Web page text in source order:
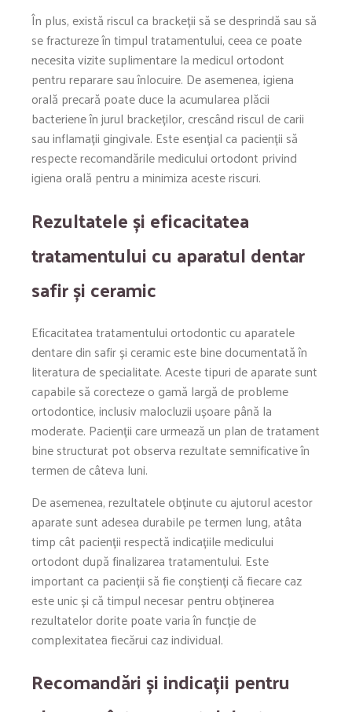
În plus, există riscul ca brackeții să se desprindă sau să
se fractureze în timpul tratamentului, ceea ce poate
necesita vizite suplimentare la medicul ortodont
pentru reparare sau înlocuire. De asemenea, igiena
orală precară poate duce la acumularea plăcii
bacteriene în jurul brackeților, crescând riscul de carii
sau inflamații gingivale. Este esențial ca pacienții să
respecte recomandările medicului ortodont privind
igiena orală pentru a minimiza aceste riscuri.
Rezultatele și eficacitatea
tratamentului cu aparatul dentar
safir și ceramic
Eficacitatea tratamentului ortodontic cu aparatele
dentare din safir și ceramic este bine documentată în
literatura de specialitate. Aceste tipuri de aparate sunt
capabile să corecteze o gamă largă de probleme
ortodontice, inclusiv malocluzii ușoare până la
moderate. Pacienții care urmează un plan de tratament
bine structurat pot observa rezultate semnificative în
termen de câteva luni.
De asemenea, rezultatele obținute cu ajutorul acestor
aparate sunt adesea durabile pe termen lung, atâta
timp cât pacienții respectă indicațiile medicului
ortodont după finalizarea tratamentului. Este
important ca pacienții să fie conștienți că fiecare caz
este unic și că timpul necesar pentru obținerea
rezultatelor dorite poate varia în funcție de
complexitatea fiecărui caz individual.
Recomandări și indicații pentru